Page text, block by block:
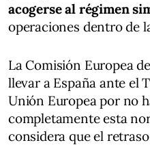
acogerse al régimen
operaciones dentro de
La Comisión Europea
llevar a España ante el
Unión Europea por no
completamente esta
considera que el